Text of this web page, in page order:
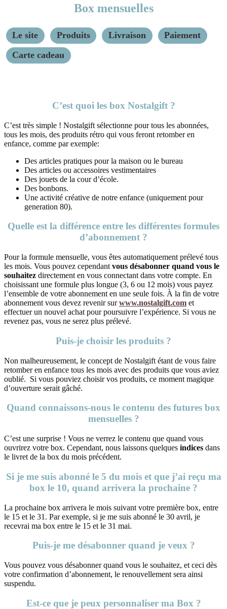
Box mensuelles
Le site Produits Livraison
Paiement
Carte cadeau
C’est quoi les box Nostalgift ?
C’est très simple ! Nostalgift sélectionne pour tous les abonnées,
tous les mois, des produits rétro qui vous feront retomber en
enfance, comme par exemple:
Des articles pratiques pour la maison ou le bureau
Des articles ou accessoires vestimentaires
Des jouets de la cour d’école.
Des bonbons.
Une activité créative de notre enfance (uniquement pour
generation 80).
Quelle est la différence entre les différentes formules
d’abonnement ?
Pour la formule mensuelle, vous êtes automatiquement prélevé tous
les mois. Vous pouvez cependant vous désabonner quand vous le
souhaitez directement en vous connectant dans votre compte. En
choisissant une formule plus longue (3, 6 ou 12 mois) vous payez
l’ensemble de votre abonnement en une seule fois. À la fin de votre
abonnement vous devez revenir surwww.nostalgift.com et
effectuer un nouvel achat pour poursuivre l’expérience. Si vous ne
revenez pas, vous ne serez plus prélevé.
Puis-je choisir les produits ?
Non malheureusement, le concept de Nostalgift étant de vous faire
retomber en enfance tous les mois avec des produits que vous aviez
oublié. Si vous pouviez choisir vos produits, ce moment magique
d’ouverture serait gâché.
Quand connaissons-nous le contenu des futures box
mensuelles ?
C’est une surprise ! Vous ne verrez le contenu que quand vous
ouvrirez votre box. Cependant, nous laissons quelques indices dans
le livret de la box du mois précédent.
Si je me suis abonné le 5 du mois et que j’ai reçu ma
box le 10, quand arrivera la prochaine ?
La prochaine box arrivera le mois suivant votre première box, entre
le 15 et le 31. Par exemple, si je me suis abonné le 30 avril, je
recevrai ma box entre le 15 et le 31 mai.
Puis-je me désabonner quand je veux ?
Vous pouvez vous désabonner quand vous le souhaitez, et ceci dès
votre confirmation d’abonnement, le renouvellement sera ainsi
suspendu.
Est-ce que je peux personnaliser ma Box ?